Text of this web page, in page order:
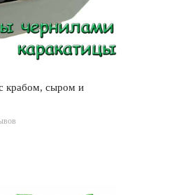
крабом, сыром и